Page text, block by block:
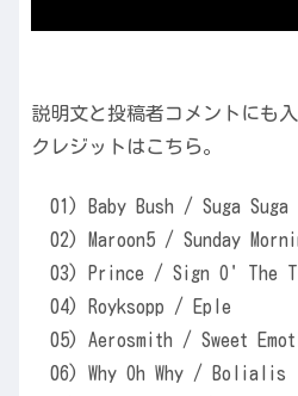
説明文と投稿者コメントにも
クレジットはこちら。
01) Baby Bush / Suga Suga
02) Maroon5 / Sunday
03) Prince / Sign O' The
04) Royksopp / Eple
05) Aerosmith / Sweet
06) Why Oh Why / Bolialis